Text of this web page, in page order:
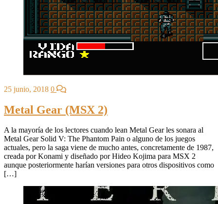
25 junio, 2018 0
Metal Gear (MSX 2)
A la mayoría de los lectores cuando lean Metal Gear les sonara al
Metal Gear Solid V: The Phantom Pain o alguno de los juegos
actuales, pero la saga viene de mucho antes, concretamente de 1987,
creada por Konami y diseñado por Hideo Kojima para MSX 2
aunque posteriormente harían versiones para otros dispositivos como
[…]